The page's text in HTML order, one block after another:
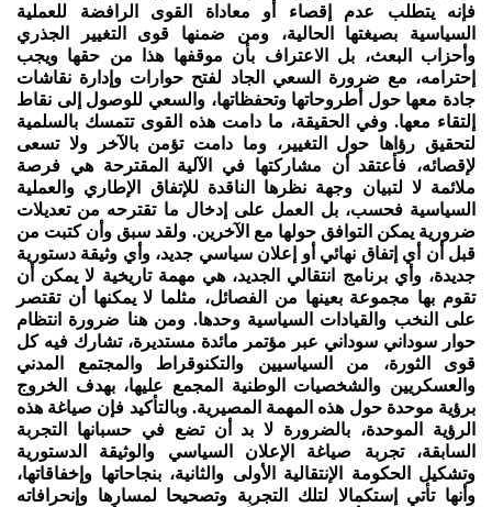
فإنه يتطلب عدم إقصاء أو معاداة القوى الرافضة للعملية
السياسية بصيغتها الحالية، ومن ضمنها قوى التغيير الجذري
وأحزاب البعث، بل الاعتراف بأن موقفها هذا من حقها ويجب
إحترامه، مع ضرورة السعي الجاد لفتح حوارات وإدارة نقاشات
جادة معها حول أطروحاتها وتحفظاتها، والسعي للوصول إلى نقاط
إلتقاء معها. وفي الحقيقة، ما دامت هذه القوى تتمسك بالسلمية
لتحقيق رؤاها حول التغيير، وما دامت تؤمن بالآخر ولا تسعى
لإقصائه، فأعتقد أن مشاركتها في الآلية المقترحة هي فرصة
ملائمة لا لتبيان وجهة نظرها الناقدة للإتفاق الإطاري والعملية
السياسية فحسب، بل العمل على إدخال ما تقترحه من تعديلات
ضرورية يمكن التوافق حولها مع الآخرين. ولقد سبق وأن كتبت من
قبل أن أي إتفاق نهائي أو إعلان سياسي جديد، وأي وثيقة دستورية
جديدة، وأي برنامج انتقالي الجديد، هي مهمة تاريخية لا يمكن أن
تقوم بها مجموعة بعينها من الفصائل، مثلما لا يمكنها أن تقتصر
على النخب والقيادات السياسية وحدها. ومن هنا ضرورة انتظام
حوار سوداني سوداني عبر مؤتمر مائدة مستديرة، تشارك فيه كل
قوى الثورة، من السياسيين والتكنوقراط والمجتمع المدني
والعسكريين والشخصيات الوطنية المجمع عليها، بهدف الخروج
برؤية موحدة حول هذه المهمة المصيرية. وبالتأكيد فإن صياغة هذه
الرؤية الموحدة، بالضرورة لا بد أن تضع في حسبانها التجربة
السابقة، تجربة صياغة الإعلان السياسي والوثيقة الدستورية
وتشكيل الحكومة الإنتقالية الأولى والثانية، بنجاحاتها وإخفاقاتها،
وأنها تأتي إستكمالا لتلك التجربة وتصحيحا لمسارها وإنحرافاته